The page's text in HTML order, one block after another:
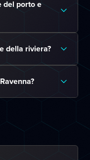
del porto e
della riviera?